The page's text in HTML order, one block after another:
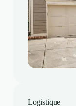
Logistique